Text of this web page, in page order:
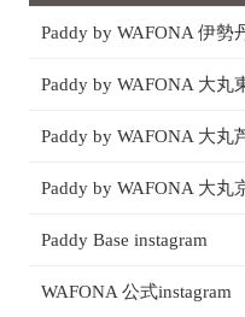
Paddy by WAFONA 伊勢
Paddy by WAFONA 大丸
Paddy by WAFONA 大丸
Paddy by WAFONA 大丸
Paddy Base instagram
WAFONA 公式instagram